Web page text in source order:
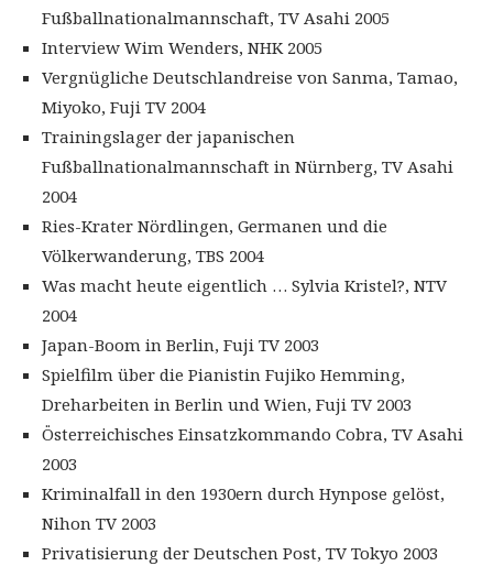
Fußballnationalmannschaft, TV Asahi 2005
Interview Wim Wenders, NHK 2005
Vergnügliche Deutschlandreise von Sanma, Tamao,
Miyoko, Fuji TV 2004
Trainingslager der japanischen
Fußballnationalmannschaft in Nürnberg, TV Asahi
2004
Ries-Krater Nördlingen, Germanen und die
Völkerwanderung, TBS 2004
Was macht heute eigentlich … Sylvia Kristel?, NTV
2004
Japan-Boom in Berlin, Fuji TV 2003
Spielfilm über die Pianistin Fujiko Hemming,
Dreharbeiten in Berlin und Wien, Fuji TV 2003
Österreichisches Einsatzkommando Cobra, TV Asahi
2003
Kriminalfall in den 1930ern durch Hynpose gelöst,
Nihon TV 2003
Privatisierung der Deutschen Post, TV Tokyo 2003